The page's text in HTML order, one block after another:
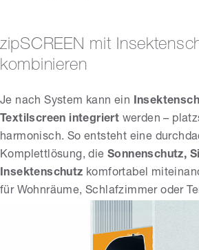
zipSCREEN mit
kombinieren
Je nach System kann ein
Textilscreen integriert werden –
harmonisch. So entsteht eine
Komplettlösung, die Sonnenschutz,
Insektenschutz komfortabel
für Wohnräume, Schlafzimmer oder